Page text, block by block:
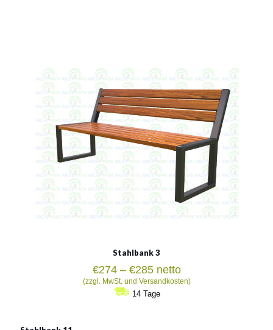
Stahlbank 3
€274 – €285Preisspanne:
€274
bis
netto
(zzgl. MwSt. und Versandkosten)
14 Tage